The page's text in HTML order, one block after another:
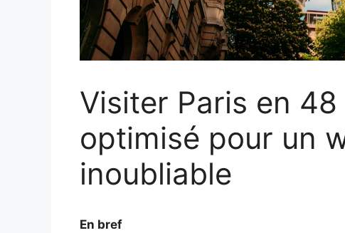
Visiter Paris en
optimisé pour un
inoubliable
En bref